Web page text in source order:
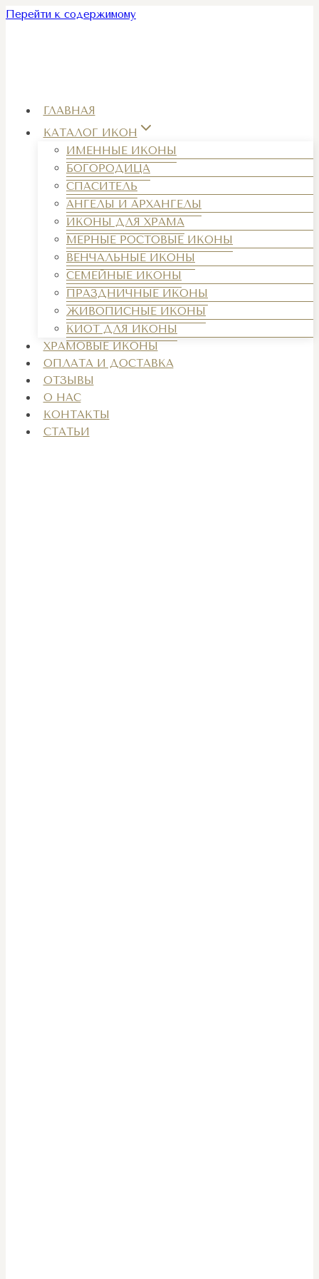
Перейти к содержимому
ГЛАВНАЯ
КАТАЛОГ ИКОН
ИМЕННЫЕ ИКОНЫ
БОГОРОДИЦА
СПАСИТЕЛЬ
АНГЕЛЫ И АРХАНГЕЛЫ
ИКОНЫ ДЛЯ ХРАМА
МЕРНЫЕ РОСТОВЫЕ ИКОНЫ
ВЕНЧАЛЬНЫЕ ИКОНЫ
СЕМЕЙНЫЕ ИКОНЫ
ПРАЗДНИЧНЫЕ ИКОНЫ
ЖИВОПИСНЫЕ ИКОНЫ
КИОТ ДЛЯ ИКОНЫ
ХРАМОВЫЕ ИКОНЫ
ОПЛАТА И ДОСТАВКА
ОТЗЫВЫ
О НАС
КОНТАКТЫ
СТАТЬИ